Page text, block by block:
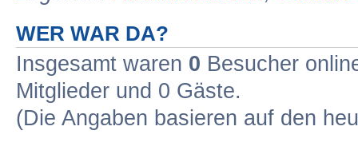
WER WAR DA?
Insgesamt waren 0 Besucher
Mitglieder und 0 Gäste.
(Die Angaben basieren auf den